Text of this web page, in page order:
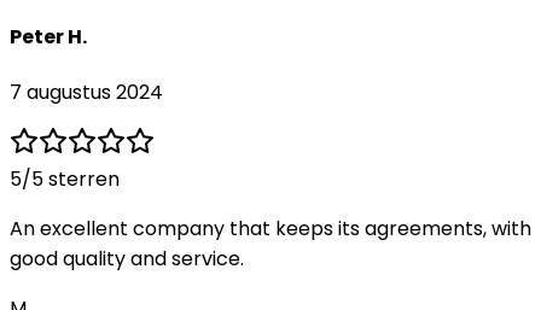
Peter H.
7 augustus 2024
5/5 sterren
An excellent company that keeps its agreements, with
good quality and service.